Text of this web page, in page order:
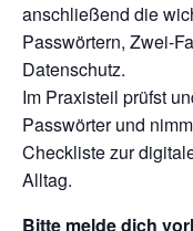
anschließend die
Passwörtern, Zwei-
Datenschutz.
Im Praxisteil prüfst
Passwörter und
Checkliste zur
Alltag.
Bitte melde dich